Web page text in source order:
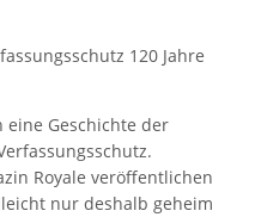
120 Jahre
eine Geschichte der
Royale veröffentlichen
nur deshalb geheim